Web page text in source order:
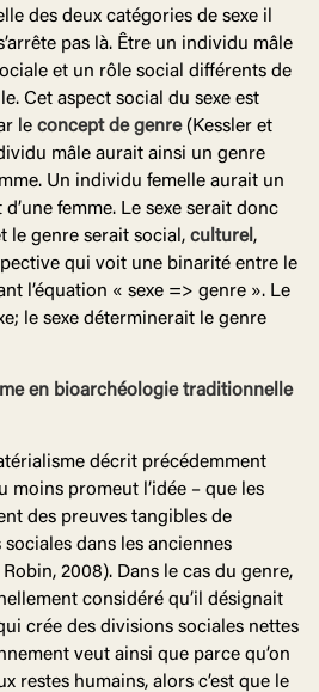
des deux catégories de sexe il
pas là. Être un individu mâle
et un rôle social différents de
Cet aspect social du sexe est
le concept de genre(Kessler et
mâle aurait ainsi un genre
Un individu femelle aurait un
femme. Le sexe serait donc
le genre serait social, culturel,
qui voit une binarité entre le
l’équation « sexe => genre ». Le
le sexe déterminerait le genre
en bioarchéologie traditionnelle
décrit précédemment
moins promeut l’idée – que les
des preuves tangibles de
sociales dans les anciennes
2008). Dans le cas du genre,
considéré qu’il désignait
crée des divisions sociales nettes
veut ainsi que parce qu’on
restes humains, alors c’est que le